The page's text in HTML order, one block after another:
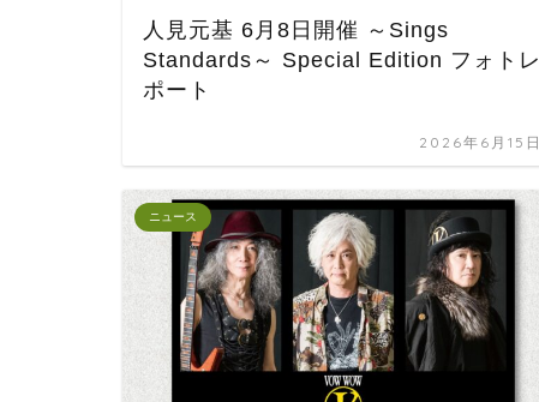
人見元基 6月8日開催 ～Sings
Standards～ Special Edition フォトレ
ポート
2026年6月15日
ニュース